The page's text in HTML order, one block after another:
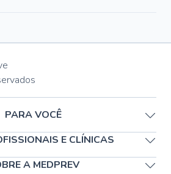
PARA VOCÊ
E CLÍNICAS
A MEDPREV